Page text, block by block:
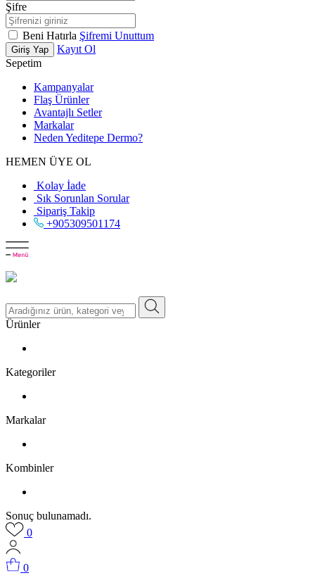
Şifre
Beni Hatırla Şifremi Unuttum
Giriş Yap
Kayıt Ol
Sepetim
Kampanyalar
Flaş Ürünler
Avantajlı Setler
Markalar
Neden Yeditepe Dermo?
HEMEN ÜYE OL
Kolay İade
Sık Sorunlan Sorular
Sipariş Takip
+905309501174
Ürünler
Kategoriler
Markalar
Kombinler
Sonuç bulunamadı.
0
0